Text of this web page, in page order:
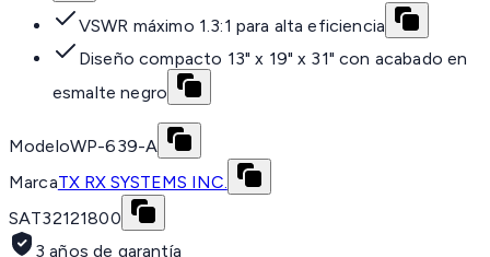
VSWR máximo 1.3:1 para alta eficiencia
Diseño compacto 13" x 19" x 31" con acabado en
esmalte negro
ModeloWP-639-A
MarcaTX RX SYSTEMS INC.
SAT32121800
3 años de garantía